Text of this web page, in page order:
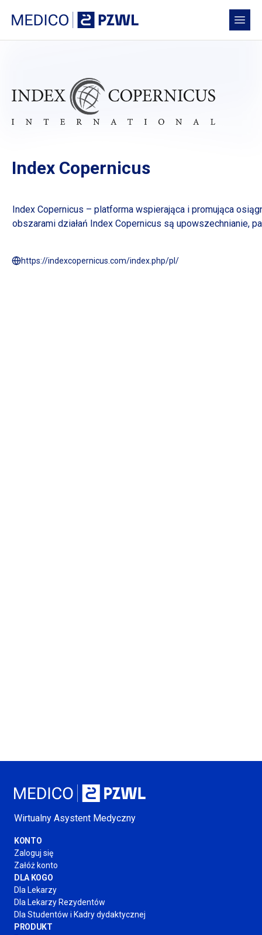
Medico PZWL Platforma Medyczna
Index Copernicus
Index Copernicus – platforma wspierająca i promująca
obszarami działań Index Copernicus są upowszechnianie,
https://indexcopernicus.com/index.php/pl/
Wirtualny Asystent Medyczny
KONTO
Zaloguj się
Załóż konto
DLA KOGO
Dla Lekarzy
Dla Lekarzy Rezydentów
Dla Studentów i Kadrydydaktycznej
PRODUKT